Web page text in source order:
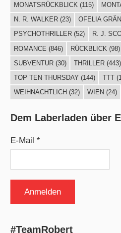
MONATSRÜCKBLICK (115)
N. R. WALKER(23) OFELIA
PSYCHOTHRILLER(52) R. J.
ROMANCE (846) RÜCKBLICK (98)
SUBVENTUR(30) THRILLER(443)
TOP TEN THURSDAY (144) TTT
WEIHNACHTLICH (32) WIEN (24)
Dem Laberladen über
E-Mail *
#TeamRobert